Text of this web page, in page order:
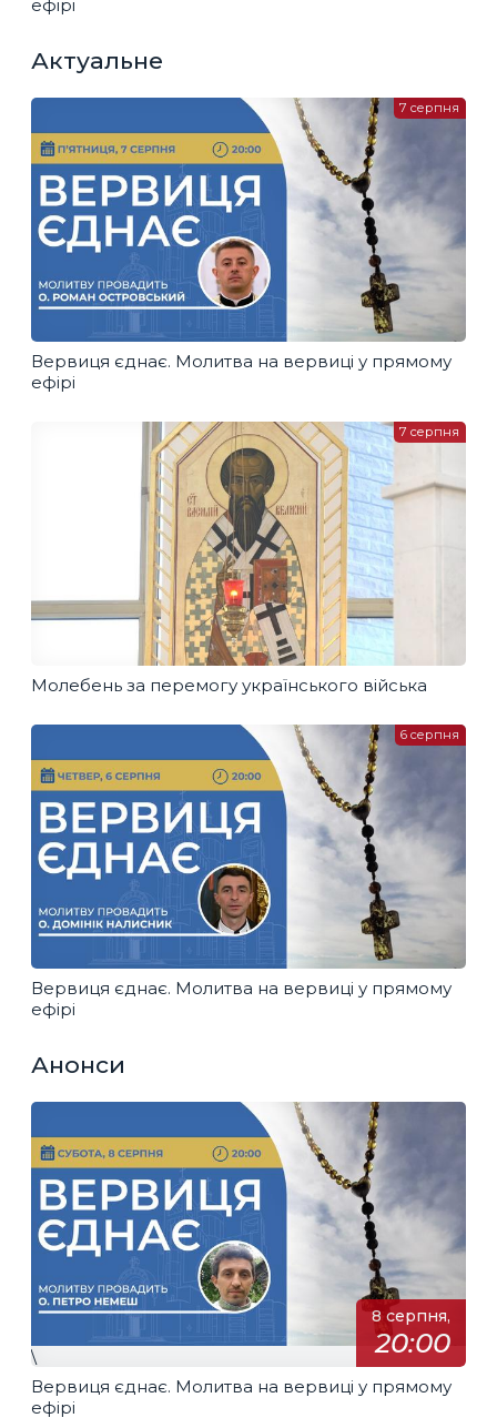
ефірі
Актуальне
Вервиця єднає. Молитва на вервиці у прямому
ефірі
7 серпня
Молебень за перемогу українського війська
7 серпня
Вервиця єднає. Молитва на вервиці у прямому
ефірі
6 серпня
Анонси
8 серпня,
20:00
\
Вервиця єднає. Молитва на вервиці у прямому
ефірі